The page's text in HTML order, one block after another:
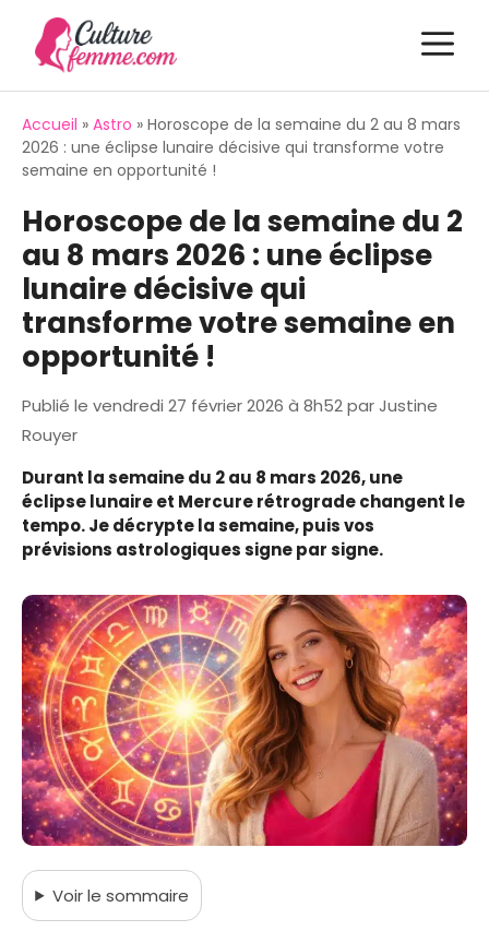
contenu
Accueil » Astro » Horoscope de la semaine du 2 au 8 mars
2026 : une éclipse lunaire décisive qui transforme votre
semaine en opportunité !
Horoscope de la semaine du 2
au 8 mars 2026 : une éclipse
lunaire décisive qui
transforme votre semaine en
opportunité !
Publié le vendredi 27 février 2026 à 8h52parJustine
Rouyer
Durant la semaine du 2 au 8 mars 2026, une
éclipse lunaire et Mercure rétrograde changent le
tempo. Je décrypte la semaine, puis vos
prévisions astrologiques signe par signe.
Voirle sommaire